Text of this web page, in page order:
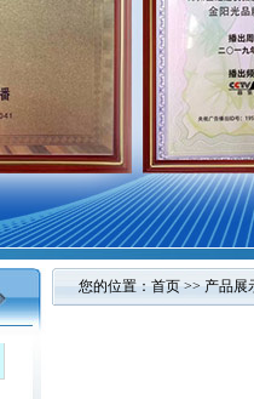
您的位置： 首页 >> 产品展